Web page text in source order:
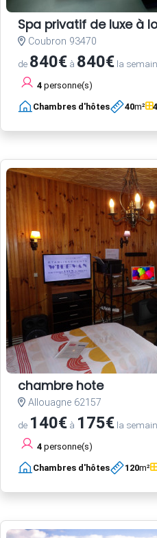
Spa privatif de luxe à
Coubron 93470
de 840€ à 840€ la
4 personne(s)
Chambres d'hôtes 40m² 4
chambre hote
Allouagne 62157
de 140€ à 175€ la
4 personne(s)
Chambres d'hôtes 120m²